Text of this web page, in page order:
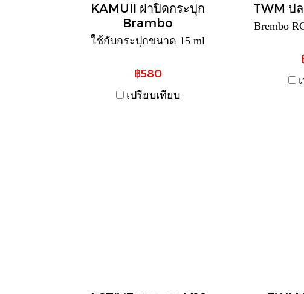
KAMUII ฝาปิดกระปุก
Brambo
ใช้กับกระปุกขนาด 15 ml
฿580
เปรียบเทียบ
TWM ป
Brembo